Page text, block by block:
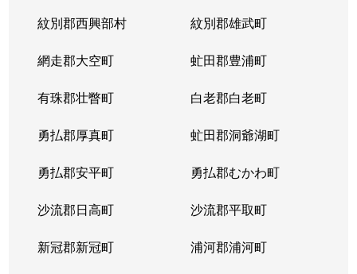
紋別郡西興部村 紋別郡雄武町
網走郡大空町 虻田郡豊浦町
有珠郡壮瞥町 白老郡白老町
勇払郡厚真町 虻田郡洞爺湖町
勇払郡安平町 勇払郡むかわ町
沙流郡日高町 沙流郡平取町
新冠郡新冠町 浦河郡浦河町